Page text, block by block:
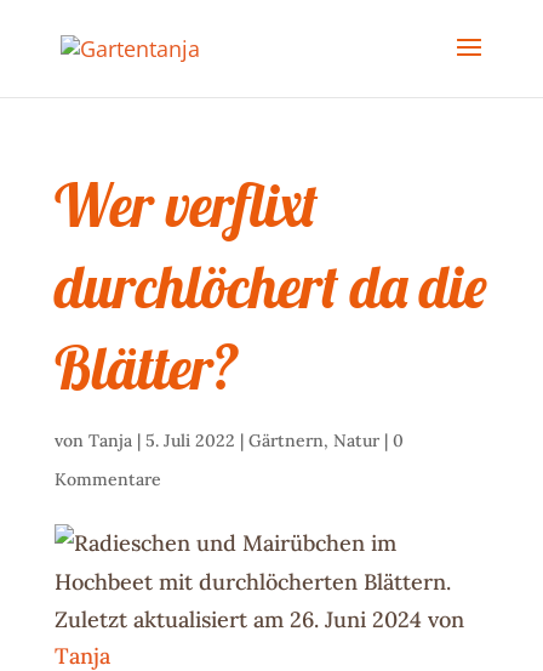
Wer verflixt
durchlöchert da die
Blätter?
von Tanja| 5. Juli 2022 | Gärtnern, Natur| 0
Kommentare
Zuletzt aktualisiert am 26. Juni 2024 von
Tanja